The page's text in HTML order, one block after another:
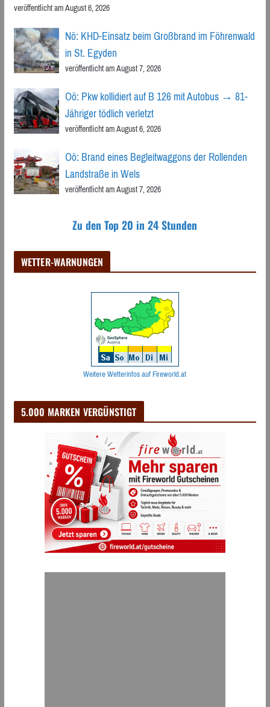
veröffentlicht am August 6, 2026
Nö: KHD-Einsatz beim Großbrand im Föhrenwald
in St. Egyden
veröffentlicht am August 7, 2026
Oö: Pkw kollidiert auf B 126 mit Autobus → 81-
Jähriger tödlich verletzt
veröffentlicht am August 6, 2026
Oö: Brand eines Begleitwaggons der Rollenden
Landstraße in Wels
veröffentlicht am August 7, 2026
Zu den Top 20 in 24 Stunden
WETTER-WARNUNGEN
Weitere Wetterinfos auf Fireworld.at
5.000 MARKEN VERGÜNSTIGT